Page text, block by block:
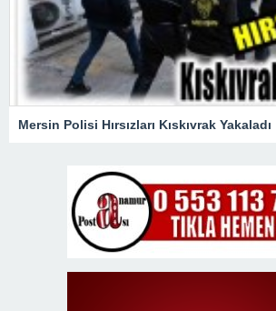
Mersin Polisi Hırsızları Kıskıvrak Yakaladı